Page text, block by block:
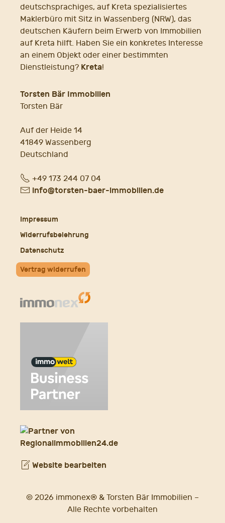
deutschsprachiges, auf Kreta spezialisiertes
Maklerbüro mit Sitz in Wassenberg (NRW), das
deutschen Käufern beim Erwerb von Immobilien
auf Kreta hilft. Haben Sie ein konkretes Interesse
an einem Objekt oder einer bestimmten
Dienstleistung? Kreta!
Torsten Bär Immobilien
Torsten Bär
Auf der Heide 14
41849 Wassenberg
Deutschland
Fon+49 173 244 07 04
E- info@torsten-baer-immobilien.de
Impressum
Widerrufsbelehrung
Datenschutz
Vertrag widerrufen
Website bearbeiten
© 2026 immonex® & Torsten Bär Immobilien –
Alle Rechte vorbehalten